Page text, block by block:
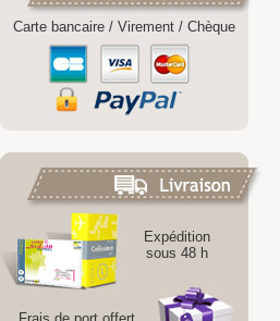
Carte bancaire / Virement / Chèque
Expédition
sous 48 h